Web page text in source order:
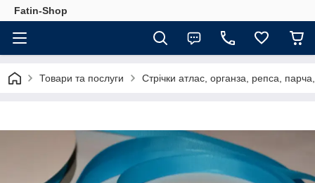
Fatin-Shop
Товари та послуги Стрічки атлас, органза, репса,